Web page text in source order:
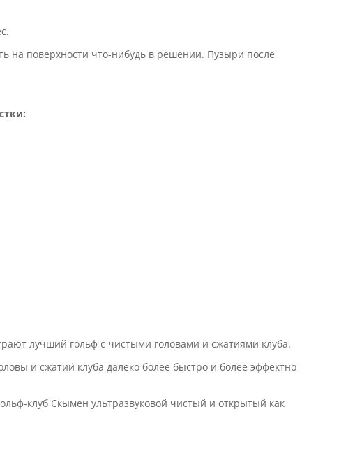
на поверхности что-нибудь в решении. Пузыри после
лучший гольф с чистыми головами и сжатиями клуба.
и сжатий клуба далеко более быстро и более эффектно
клуб Скымен ультразвуковой чистый и открытый как